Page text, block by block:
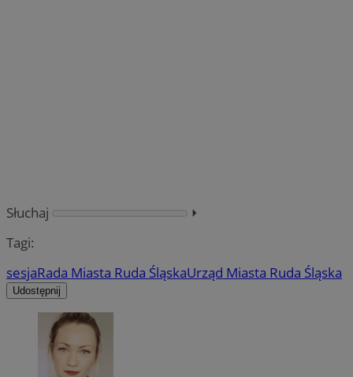
Słuchaj
⏵︎
Tagi:
sesjaRada Miasta Ruda ŚląskaUrząd Miasta Ruda Śląska
Udostępnij